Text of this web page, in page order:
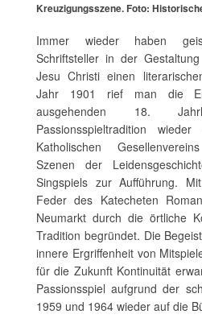
Kreuzigungsszene. Foto:
Immer wieder haben
Schriftsteller in der
Jesu Christi einen
Jahr 1901 rief man die
ausgehenden 18.
Passionsspieltradition
Katholischen
Szenen der
Singspiels zur Aufführung.
Feder des Katecheten
Neumarkt durch die örtliche
Tradition begründet. Die
innere Ergriffenheit von
für die Zukunft Kontinuität
Passionsspiel aufgrund der
1959 und 1964 wieder auf die